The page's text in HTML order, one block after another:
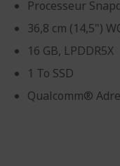
Processeur
36,8 cm (14,5")
16 GB, LPDDR5X
1 To SSD
Qualcomm®